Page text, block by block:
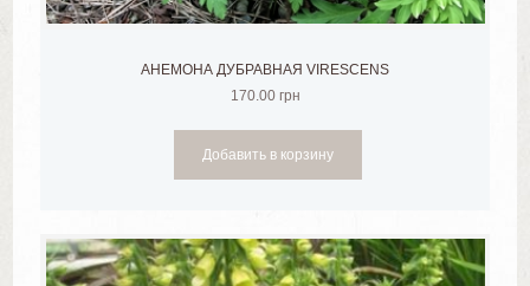
АНЕМОНА ДУБРАВНАЯ VIRESCENS
170.00 грн
Добавить в корзину